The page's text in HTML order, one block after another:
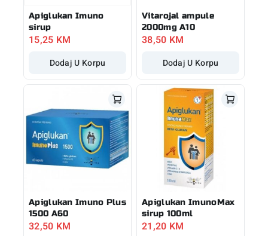
Apiglukan Imuno
sirup
15,25 KM
Dodaj U Korpu
Vitarojal ampule
2000mg A10
38,50 KM
Dodaj U Korpu
Apiglukan Imuno Plus
1500 A60
32,50 KM
Apiglukan ImunoMax
sirup 100ml
21,20 KM